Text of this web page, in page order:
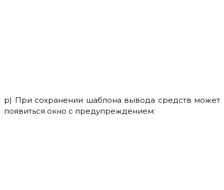
р) При сохранении шаблона вывода средств может
появиться окно с предупреждением: